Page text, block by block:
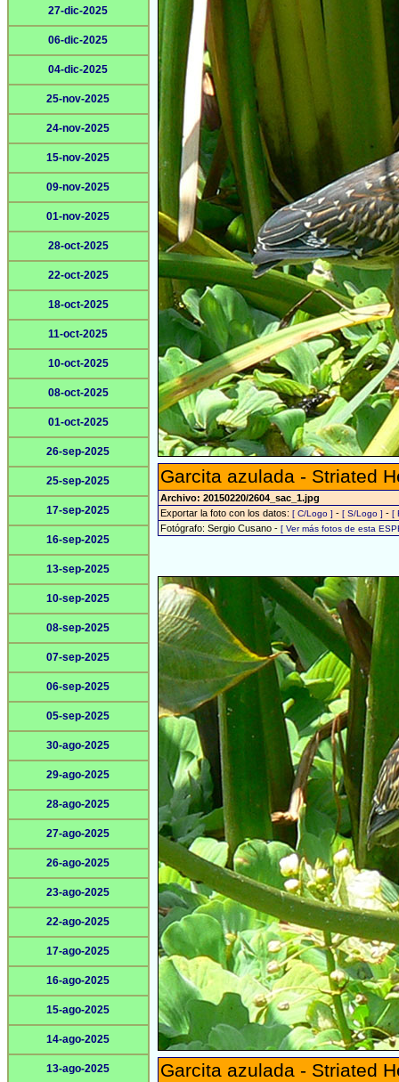
27-dic-2025
06-dic-2025
04-dic-2025
25-nov-2025
24-nov-2025
15-nov-2025
09-nov-2025
01-nov-2025
28-oct-2025
22-oct-2025
18-oct-2025
11-oct-2025
10-oct-2025
08-oct-2025
01-oct-2025
26-sep-2025
25-sep-2025
17-sep-2025
16-sep-2025
13-sep-2025
10-sep-2025
08-sep-2025
07-sep-2025
06-sep-2025
05-sep-2025
30-ago-2025
29-ago-2025
28-ago-2025
27-ago-2025
26-ago-2025
23-ago-2025
22-ago-2025
17-ago-2025
16-ago-2025
15-ago-2025
14-ago-2025
13-ago-2025
Garcita azulada - Striated
Archivo: 20150220/2604_sac_1.jpg
Exportar la foto con los datos: [ C/Logo ] - [ S/Logo ] - [
Fotógrafo: Sergio Cusano - [ Ver más fotos de esta
Garcita azulada - Striated